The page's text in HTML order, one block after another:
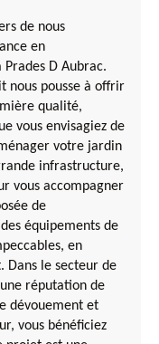
de nous
en
D Aubrac.
nous pousse à offrir
qualité,
vous envisagiez de
votre jardin
infrastructure,
vous accompagner
de
équipements de
en
Dans le secteur de
réputation de
dévouement et
vous bénéficiez